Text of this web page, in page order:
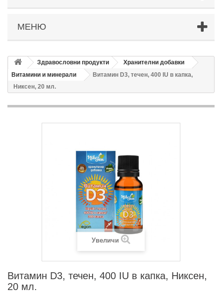
МЕНЮ
Здравословни продукти
Хранителни добавки
Витамини и минерали
Витамин D3, течен, 400 IU в капка,
Никсен, 20 мл.
Увеличи
Витамин D3, течен, 400 IU в капка, Никсен,
20 мл.